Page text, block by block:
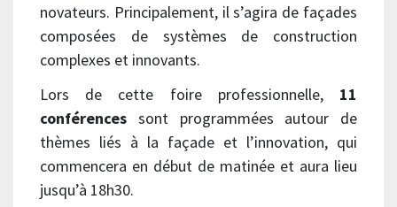
novateurs. Principalement, il s’agira de façades
composées de systèmes de construction
complexes et innovants.
Lors de cette foire professionnelle, 11
conférences sont programmées autour de
thèmes liés à la façade et l’innovation, qui
commencera en début de matinée et aura lieu
jusqu’à 18h30.